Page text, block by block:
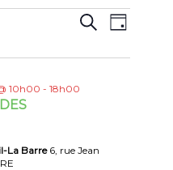
de
Recherche
de
vues
Jour
10h00 -18h00
La Barre 6, rue Jean